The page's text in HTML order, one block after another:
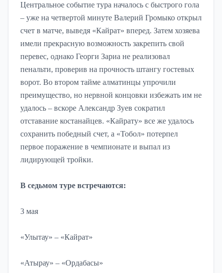
Центральное событие тура началось с быстрого гола
– уже на четвертой минуте Валерий Громыко открыл
счет в матче, выведя «Кайрат» вперед. Затем хозяева
имели прекрасную возможность закрепить свой
перевес, однако Георги Зариа не реализовал
пенальти, проверив на прочность штангу гостевых
ворот. Во втором тайме алматинцы упрочили
преимущество, но нервной концовки избежать им не
удалось – вскоре Александр Зуев сократил
отставание костанайцев. «Кайрату» все же удалось
сохранить победный счет, а «Тобол» потерпел
первое поражение в чемпионате и выпал из
лидирующей тройки.
В седьмом туре встречаются:
3 мая
«Улытау» – «Кайрат»
«Атырау» – «Ордабасы»